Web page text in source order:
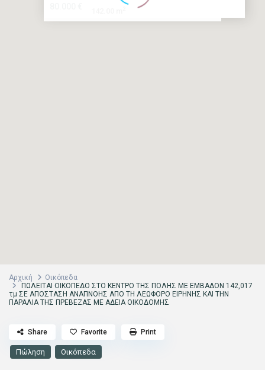
Αρχική
Οικόπεδα
ΠΩΛΕΙΤΑΙ ΟΙΚΟΠΕΔΟ ΣΤΟ ΚΕΝΤΡΟ ΤΗΣ ΠΟΛΗΣ ΜΕ ΕΜΒΑΔΟΝ 142,017
τμ ΣΕ ΑΠΟΣΤΑΣΗ ΑΝΑΠΝΟΗΣ ΑΠΟ ΤΗ ΛΕΩΦΟΡΟ ΕΙΡΗΝΗΣ ΚΑΙ ΤΗΝ
ΠΑΡΑΛΙΑ ΤΗΣ ΠΡΕΒΕΖΑΣ ΜΕ ΑΔΕΙΑ ΟΙΚΟΔΟΜΗΣ
Πώληση Οικόπεδα
Share Favorite Print